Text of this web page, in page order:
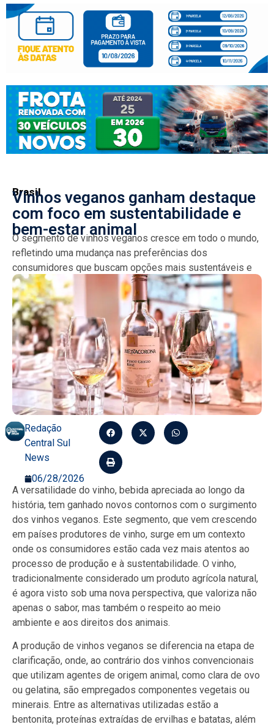
Brasil
Vinhos veganos ganham destaque
com foco em sustentabilidade e
bem-estar animal
O segmento de vinhos veganos cresce em todo o mundo,
refletindo uma mudança nas preferências dos
consumidores que buscam opções mais sustentáveis e
éticas na...
Redação
Central Sul
News
06/28/2026
A versatilidade do vinho, bebida apreciada ao longo da
história, tem ganhado novos contornos com o surgimento
dos vinhos veganos. Este segmento, que vem crescendo
em países produtores de vinho, surge em um contexto
onde os consumidores estão cada vez mais atentos ao
processo de produção e à sustentabilidade. O vinho,
tradicionalmente considerado um produto agrícola natural,
é agora visto sob uma nova perspectiva, que valoriza não
apenas o sabor, mas também o respeito ao meio
ambiente e aos direitos dos animais.
A produção de vinhos veganos se diferencia na etapa de
clarificação, onde, ao contrário dos vinhos convencionais
que utilizam agentes de origem animal, como clara de ovo
ou gelatina, são empregados componentes vegetais ou
minerais. Entre as alternativas utilizadas estão a
bentonita, proteínas extraídas de ervilhas e batatas, além